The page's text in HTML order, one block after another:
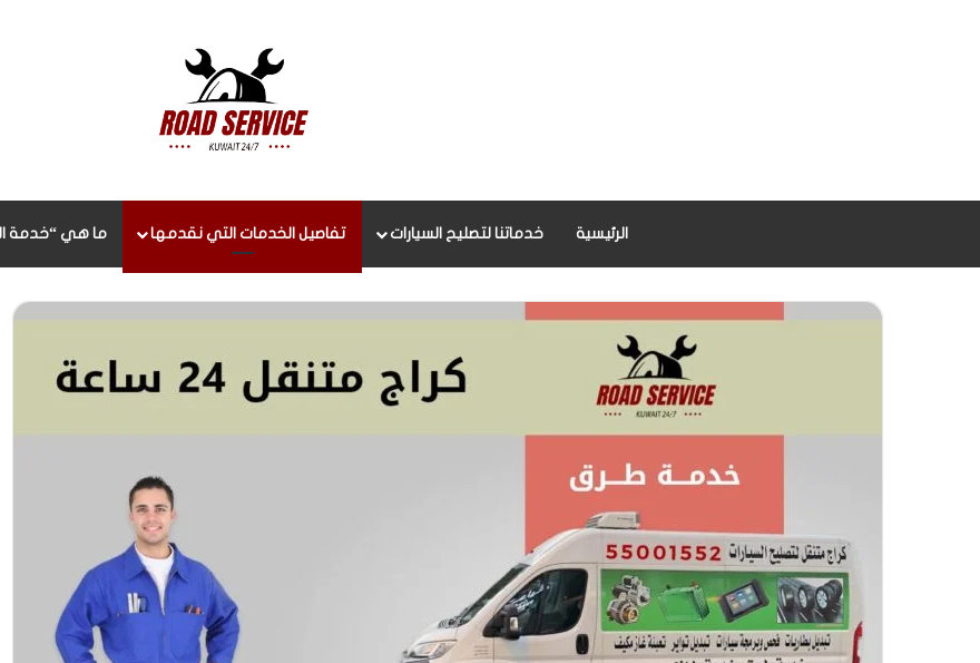
الرئيسية خدماتنا لتصليح السيارات تفاصيل الخدمات التي نقدمها ما هي “خدمة